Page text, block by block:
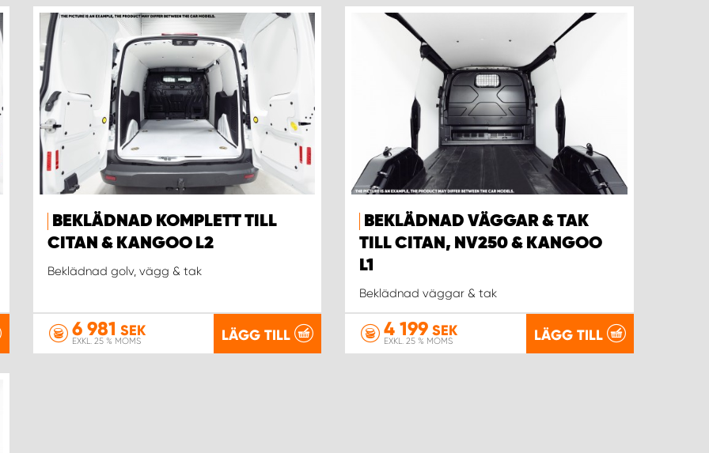
BEKLÄDNAD KOMPLETT TILL
CITAN & KANGOO L2
Beklädnad golv, vägg & tak
6 981 SEK
EXKL. 25 % MOMS LÄGG TILL
BEKLÄDNAD VÄGGAR & TAK
TILL CITAN, NV250 & KANGOO
L1
Beklädnad väggar & tak
4 199 SEK
EXKL. 25 % MOMS LÄGG TILL